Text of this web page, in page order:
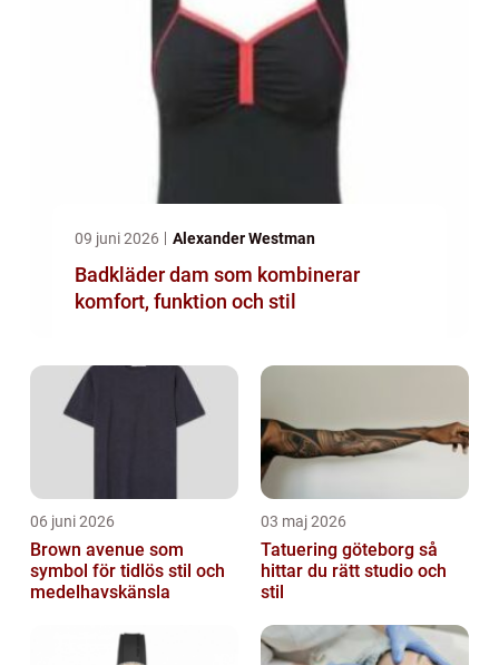
09 juni 2026 Alexander Westman
Badkläder dam som kombinerar
komfort, funktion och stil
06 juni 2026
Brown avenue som
symbol för tidlös stil och
medelhavskänsla
03 maj 2026
Tatuering göteborg så
hittar du rätt studio och
stil